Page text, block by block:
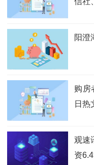
阳澄
购房
日热
观速
资